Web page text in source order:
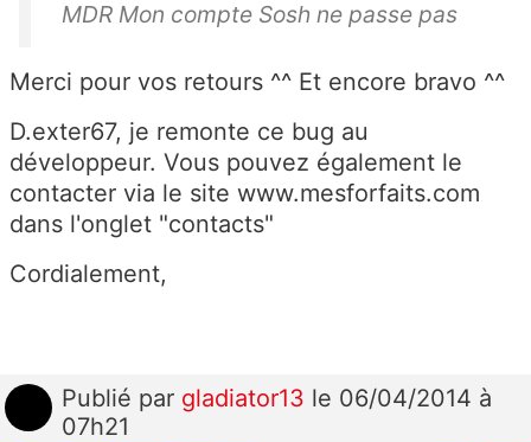
MDR Mon compte Sosh ne passe pas
Merci pour vos retours ^^ Et encore bravo ^^
D.exter67, je remonte ce bug au
développeur. Vous pouvez également le
contacter via le site www.mesforfaits.com
dans l'onglet "contacts"
Cordialement,
Publié par gladiator13 le 06/04/2014 à
07h21